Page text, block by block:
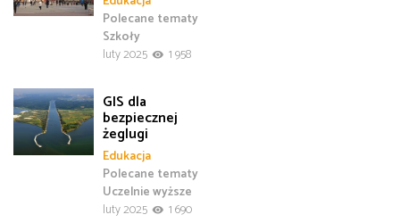
Polecane tematy
Szkoły
luty 2025
1 958
GIS dla
bezpiecznej
żeglugi
Edukacja
Polecane tematy
Uczelnie wyższe
luty 2025
1 690